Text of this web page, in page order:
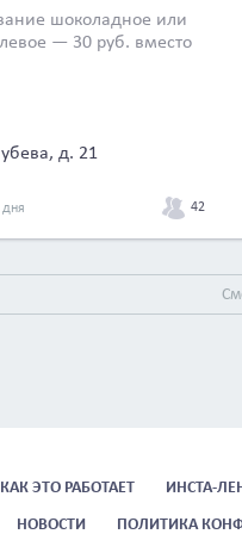
шоколадное или
— 30 руб. вместо
д. 21
дня 42
КАК ЭТО РАБОТАЕТ
ИНСТА-
НОВОСТИ
ПОЛИТИКА